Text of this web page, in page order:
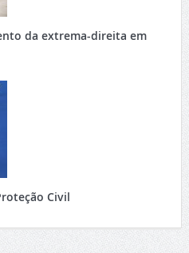
da extrema-direita em
Civil